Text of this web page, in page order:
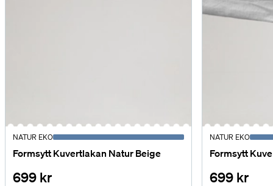
NATUR EKO
Formsytt Kuvertlakan Natur Beige
699 kr
NATUR EKO
Formsytt
699 kr